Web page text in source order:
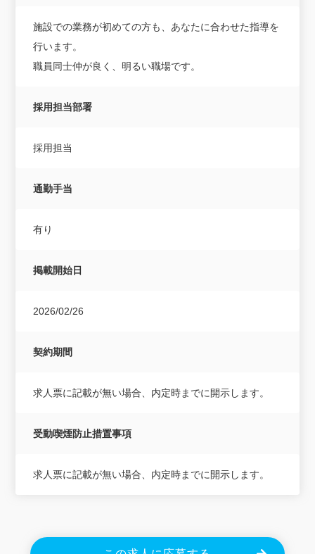
施設での業務が初めての方も、あなたに合わせた指導を
行います。
職員同士仲が良く、明るい職場です。
採用担当部署
採用担当
通勤手当
有り
掲載開始日
2026/02/26
契約期間
求人票に記載が無い場合、内定時までに開示します。
受動喫煙防止措置事項
求人票に記載が無い場合、内定時までに開示します。